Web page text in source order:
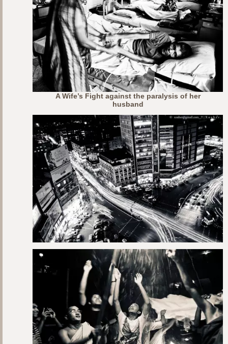
A Wife’s Fight against the paralysis of her
husband